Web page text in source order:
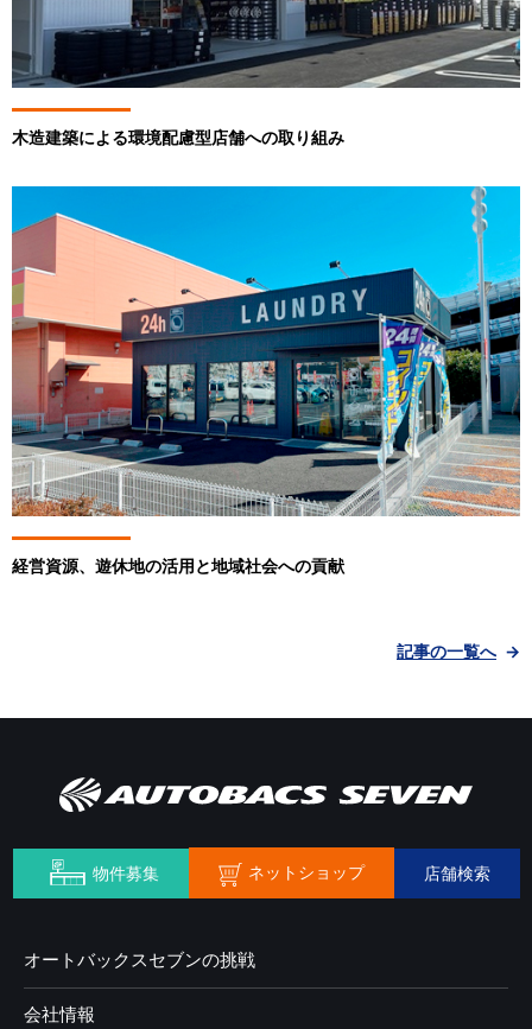
木造建築による環境配慮型店舗への取り組み
経営資源、遊休地の活用と地域社会への貢献
記事の一覧へ
物件募集 ネットショップ 店舗検索
オートバックスセブンの挑戦
会社情報